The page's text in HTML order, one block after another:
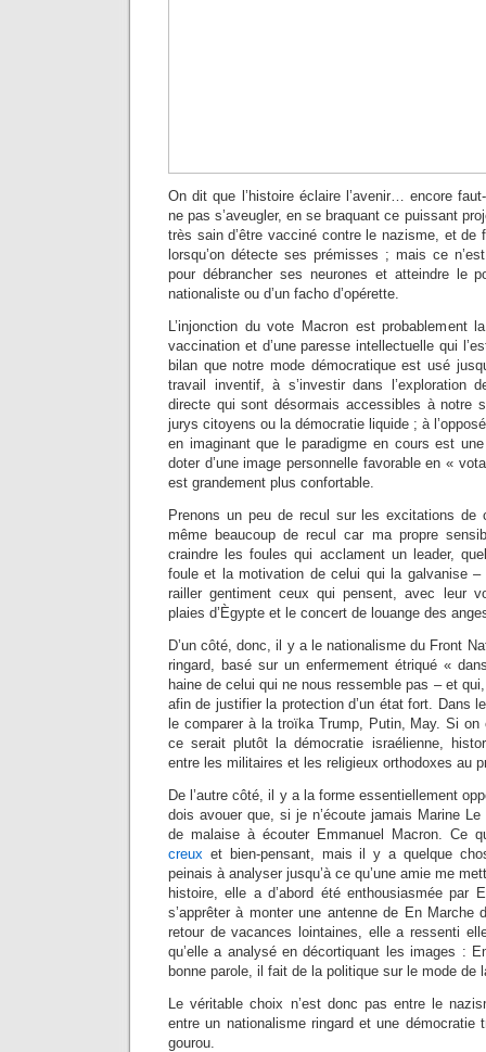
On dit que l’histoire éclaire l’avenir… encore
ne pas s’aveugler, en se braquant ce puissant
très sain d’être vacciné contre le nazisme, et de
lorsqu’on détecte ses prémisses ; mais ce
pour débrancher ses neurones et atteindre le
nationaliste ou d’un facho d’opérette.
L’injonction du vote Macron est probablement
vaccination et d’une paresse intellectuelle qui
bilan que notre mode démocratique est usé
travail inventif, à s’investir dans l’exploration
directe qui sont désormais accessibles à notre
jurys citoyens ou la démocratie liquide ; à
en imaginant que le paradigme en cours est
doter d’une image personnelle favorable en «
est grandement plus confortable.
Prenons un peu de recul sur les excitations de
même beaucoup de recul car ma propre
craindre les foules qui acclament un leader,
foule et la motivation de celui qui la galvanise –
railler gentiment ceux qui pensent, avec leur
plaies d’Ègypte et le concert de louange des
D’un côté, donc, il y a le nationalisme du Front
ringard, basé sur un enfermement étriqué «
haine de celui qui ne nous ressemble pas – et
afin de justifier la protection d’un état fort. Dans
le comparer à la troïka Trump, Putin, May. Si on
ce serait plutôt la démocratie israélienne,
entre les militaires et les religieux orthodoxes au
De l’autre côté, il y a la forme essentiellement
dois avouer que, si je n’écoute jamais Marine
de malaise à écouter Emmanuel Macron. Ce
creux et bien-pensant, mais il y a quelque
peinais à analyser jusqu’à ce qu’une amie me
histoire, elle a d’abord été enthousiasmée par
s’apprêter à monter une antenne de En Marche
retour de vacances lointaines, elle a ressenti
qu’elle a analysé en décortiquant les images :
bonne parole, il fait de la politique sur le mode de
Le véritable choix n’est donc pas entre le
entre un nationalisme ringard et une démocratie
gourou.